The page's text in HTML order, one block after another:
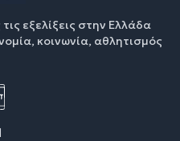
εξελίξεις στην Ελλάδα
κοινωνία, αθλητισμός